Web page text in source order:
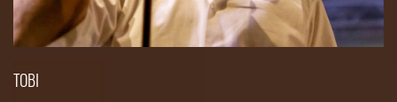
TOBI